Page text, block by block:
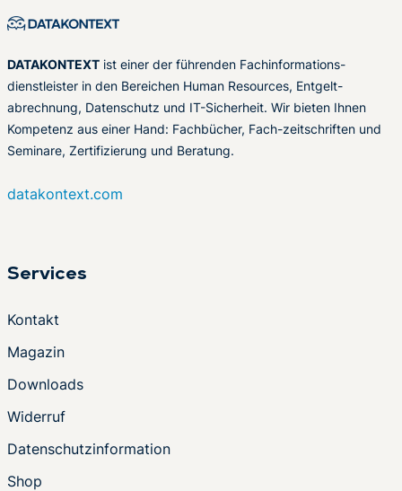
DATAKONTEXT ist einer der führenden Fachinformations-
dienstleister in den Bereichen Human Resources, Entgelt-
abrechnung, Datenschutz und IT-Sicherheit. Wir bieten Ihnen
Kompetenz aus einer Hand: Fachbücher, Fach-zeitschriften und
Seminare, Zertifizierung und Beratung.
datakontext.com
Services
Kontakt
Magazin
Downloads
Widerruf
Datenschutzinformation
Shop